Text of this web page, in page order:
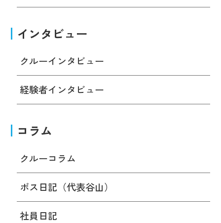
インタビュー
クルーインタビュー
経験者インタビュー
コラム
クルーコラム
ボス日記（代表谷山）
社員日記